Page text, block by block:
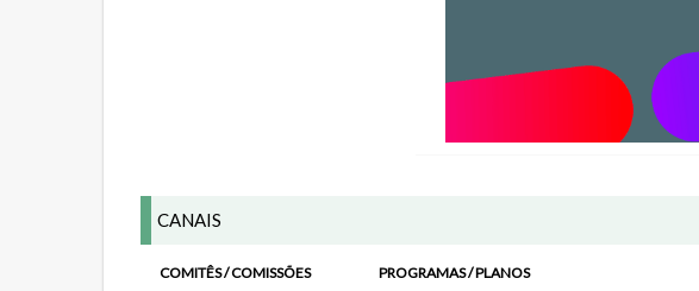
CANAIS
COMITÊS / COMISSÕES
PROGRAMAS / PLANOS